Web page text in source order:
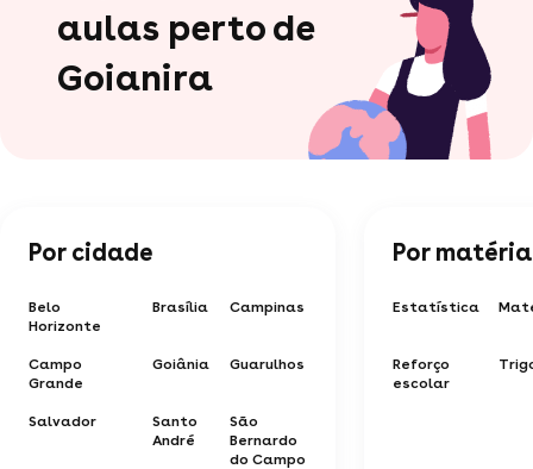
aulas perto de
Goianira
Por cidade
Belo
Horizonte
Brasília Campinas
Campo
Grande
Goiânia Guarulhos
Salvador
Santo
André
São
Bernardo
do Campo
Por matéria
Estatística
Reforço
escolar